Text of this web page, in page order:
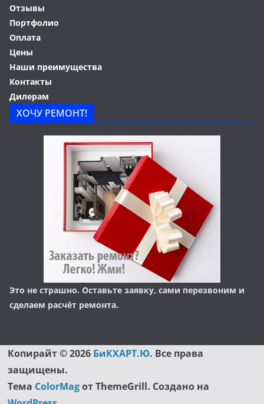
Отзывы
Портфолио
Оплата
Цены
Наши преимущества
Контакты
Дилерам
ХОЧУ РЕМОНТ!
Это не страшно. Оставьте заявку, сами перезвоним и
сделаем расчёт ремонта.
Копирайт © 2026 БиКХАРТ.Ю. Все права
защищены.
Тема ColorMagот ThemeGrill. Создано на